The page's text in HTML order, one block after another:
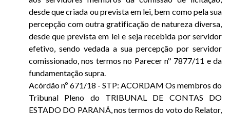
desde que criada ou prevista em lei, bem como pela sua
percepção com outra gratificação de natureza diversa,
desde que prevista em lei e seja recebida por servidor
efetivo, sendo vedada a sua percepção por servidor
comissionado, nos termos no Parecer nº 7877/11 e da
fundamentação supra.
Acórdão nº 671/18 - STP: ACORDAM Os membros do
Tribunal Pleno do TRIBUNAL DE CONTAS DO
ESTADO DO PARANÁ, nos termos do voto do Relator,